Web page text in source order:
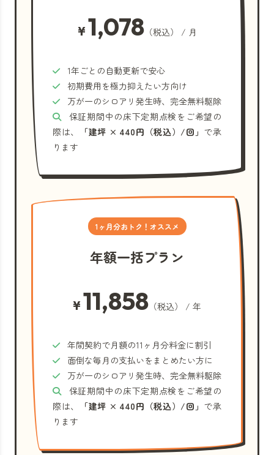
¥1,078（税込） / 月
1年ごとの自動更新で安心
初期費用を極力抑えたい方向け
万が一のシロアリ発生時、完全無料駆除
保証期間中の床下定期点検をご希望の
際は、
「建坪 × 440円（税込）/回」 で承
ります
1ヶ月分おトク！オススメ
年額一括プラン
¥11,858 （税込） / 年
年間契約で月額の11ヶ月分料金に割引
面倒な毎月の支払いをまとめたい方に
万が一のシロアリ発生時、完全無料駆除
保証期間中の床下定期点検をご希望の
際は、
「建坪 × 440円（税込）/回」 で承
ります